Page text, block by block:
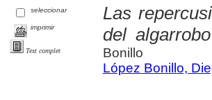
seleccionar
imprimir
Text complet
Las
del
Bonillo
López Bonillo,